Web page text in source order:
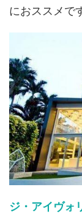
におススメで
ジ・アイヴォ